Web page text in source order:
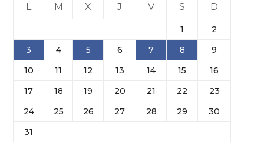
L M X J V S D
1
2
3
4 5 6 7 8
9
10
11 12 13 14 15
16
17
18 19 20 21 22
23
24
25 26 27 28 29
30
31